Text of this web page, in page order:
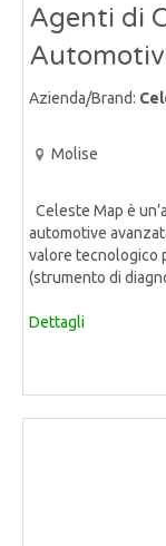
Agenti di
Azienda/Brand:
Molise
Celeste Map è
automotive
valore tecnologico
(strumento di
Dettagli